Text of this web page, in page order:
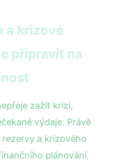
a krizové
připravit na
zažít krizi,
výdaje. Právě
a krizového
plánování.